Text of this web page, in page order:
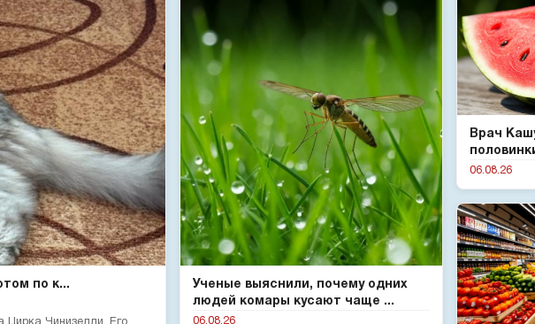
по к...
Врач
06.08.26
Ученые выяснили, почему одних
людей комары кусают чаще ...
06.08.26